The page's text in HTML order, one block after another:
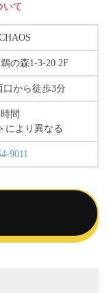
いて
の森1-3-20 2F
から徒歩3分
間
により異なる
9011